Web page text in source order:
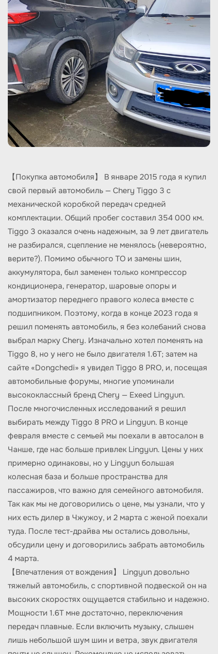
【Покупка автомобиля】 В январе 2015 года я купил
свой первый автомобиль — Chery Tiggo 3 с
механической коробкой передач средней
комплектации. Общий пробег составил 354 000 км.
Tiggo 3 оказался очень надежным, за 9 лет двигатель
не разбирался, сцепление не менялось (невероятно,
верите?). Помимо обычного ТО и замены шин,
аккумулятора, был заменен только компрессор
кондиционера, генератор, шаровые опоры и
амортизатор переднего правого колеса вместе с
подшипником. Поэтому, когда в конце 2023 года я
решил поменять автомобиль, я без колебаний снова
выбрал марку Chery. Изначально хотел поменять на
Tiggo 8, но у него не было двигателя 1.6T; затем на
сайте «Dongchedi» я увидел Tiggo 8 PRO, и, посещая
автомобильные форумы, многие упоминали
высококлассный бренд Chery — Exeed Lingyun.
После многочисленных исследований я решил
выбирать между Tiggo 8 PRO и Lingyun. В конце
февраля вместе с семьей мы поехали в автосалон в
Чанше, где нас больше привлек Lingyun. Цены у них
примерно одинаковы, но у Lingyun большая
колесная база и больше пространства для
пассажиров, что важно для семейного автомобиля.
Так как мы не договорились о цене, мы узнали, что у
них есть дилер в Чжужоу, и 2 марта с женой поехали
туда. После тест-драйва мы остались довольны,
обсудили цену и договорились забрать автомобиль
4 марта.
【Впечатления от вождения】 Lingyun довольно
тяжелый автомобиль, с спортивной подвеской он на
высоких скоростях ощущается стабильно и надежно.
Мощности 1.6T мне достаточно, переключения
передач плавные. Если включить музыку, слышен
лишь небольшой шум шин и ветра, звук двигателя